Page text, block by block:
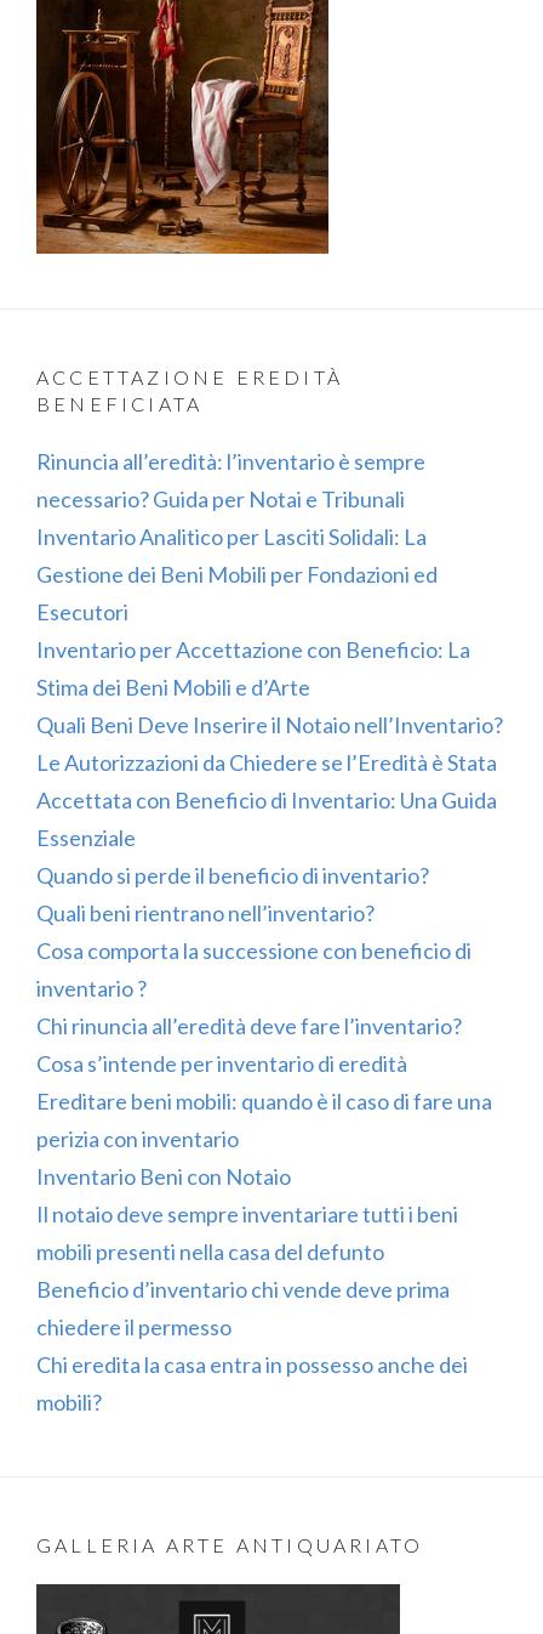
ACCETTAZIONE EREDITÀ
BENEFICIATA
Rinuncia all’eredità: l’inventario è sempre
necessario? Guida per Notai e Tribunali
Inventario Analitico per Lasciti Solidali: La
Gestione dei Beni Mobili per Fondazioni ed
Esecutori
Inventario per Accettazione con Beneficio: La
Stima dei Beni Mobili e d’Arte
Quali Beni Deve Inserire il Notaio nell’Inventario?
Le Autorizzazioni da Chiedere se l’Eredità è Stata
Accettata con Beneficio di Inventario: Una Guida
Essenziale
Quando si perde il beneficio di inventario?
Quali beni rientrano nell’inventario?
Cosa comporta la successione con beneficio di
inventario ?
Chi rinuncia all’eredità deve fare l’inventario?
Cosa s’intende per inventario di eredità
Ereditare beni mobili: quando è il caso di fare una
perizia con inventario
Inventario Beni con Notaio
Il notaio deve sempre inventariare tutti i beni
mobili presenti nella casa del defunto
Beneficio d’inventario chi vende deve prima
chiedere il permesso
Chi eredita la casa entra in possesso anche dei
mobili?
GALLERIA ARTE ANTIQUARIATO